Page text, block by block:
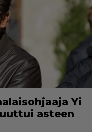
Yi
asteen